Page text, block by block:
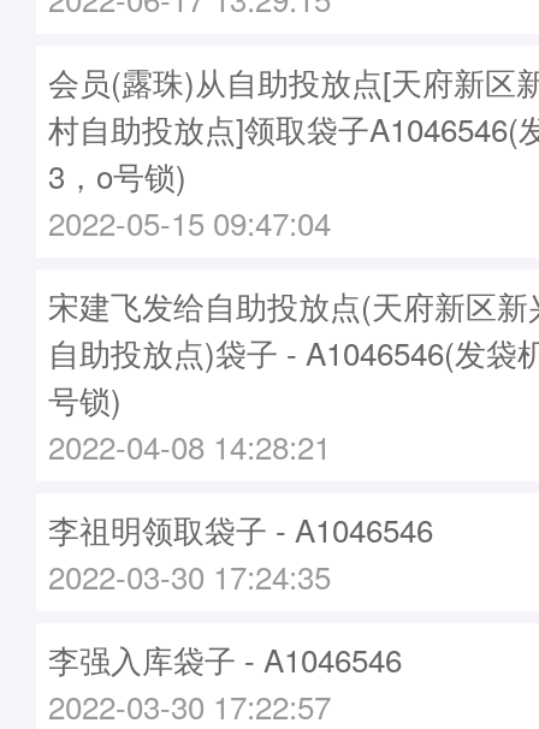
会员(露珠)从自助投放点[天府新区
村自助投放点]领取袋子A1046546(
3，o号锁)
2022-05-15 09:47:04
宋建飞发给自助投放点(天府新区
自助投放点)袋子 - A1046546(发袋
号锁)
2022-04-08 14:28:21
李祖明领取袋子 - A1046546
2022-03-30 17:24:35
李强入库袋子 - A1046546
2022-03-30 17:22:57